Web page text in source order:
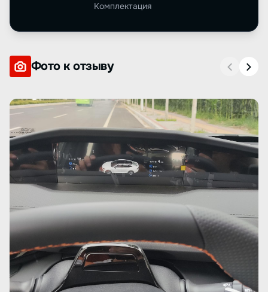
Комплектация
Фото к отзыву